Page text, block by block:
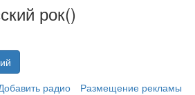
рок()
радио
Размещение рекламы